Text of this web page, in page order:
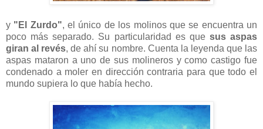
y "El Zurdo", el único de los molinos que se encuentra un
poco más separado. Su particularidad es que sus aspas
giran al revés, de ahí su nombre. Cuenta la leyenda que las
aspas mataron a uno de sus molineros y como castigo fue
condenado a moler en dirección contraria para que todo el
mundo supiera lo que había hecho.